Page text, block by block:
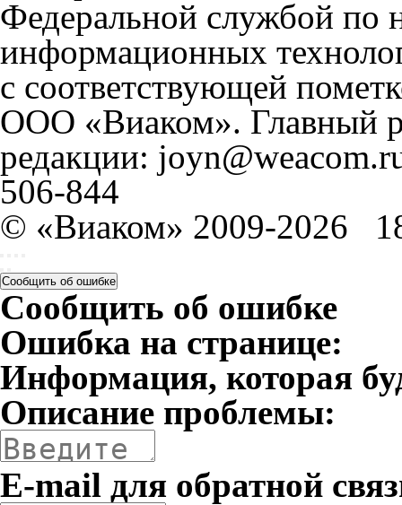
Федеральной службой по
информационных
с соответствующей
ООО «Виаком». Главный
редакции:
506-844
© «Виаком» 2009-2026
Сообщить об ошибке
Сообщить об ошибке
Ошибка на странице:
Информация, которая
Описание проблемы:
E-mail для обратной